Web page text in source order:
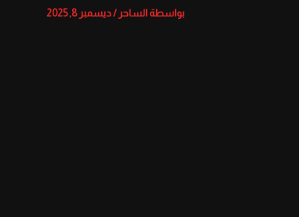
بواسطة الساحر/ديسمبر 8, 2025